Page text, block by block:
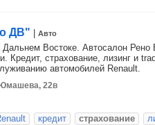
ДВ" Авто
Востоке. Автосалон Рено
Кредит, страхование, лизинг и
автомобилей Renault.
22в
кредит страхование